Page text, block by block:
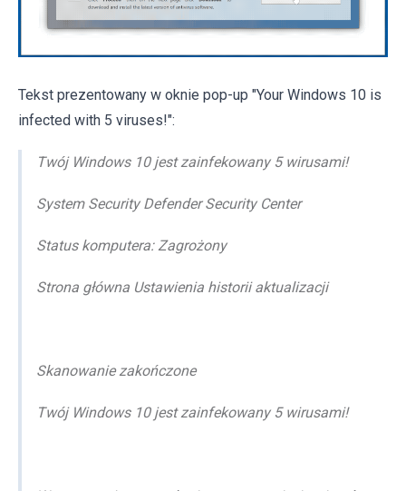
Tekst prezentowany w oknie pop-up "Your Windows 10 is
infected with 5 viruses!":
Twój Windows 10 jest zainfekowany 5 wirusami!
System Security Defender Security Center
Status komputera: Zagrożony
Strona główna Ustawienia historii aktualizacji
Skanowanie zakończone
Twój Windows 10 jest zainfekowany 5 wirusami!